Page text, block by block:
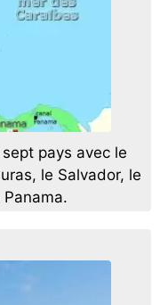
pays avec le
le Salvador, le